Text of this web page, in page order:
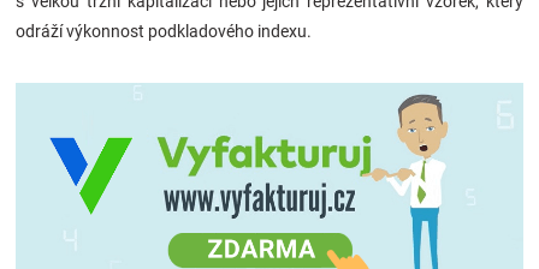
odráží výkonnost podkladového indexu.